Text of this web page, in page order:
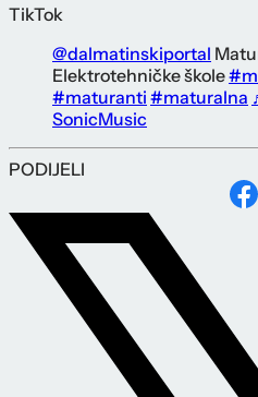
TikTok
@dalmatinskiportal
Elektrotehničke škole
#maturanti #maturalna
SonicMusic
PODIJELI